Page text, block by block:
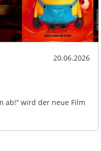
20.06.2026
ab!“ wird der neue Film